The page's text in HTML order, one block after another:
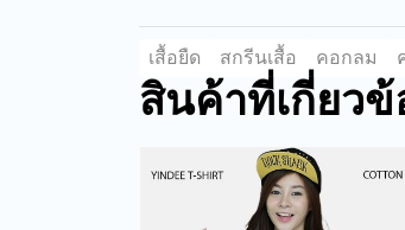
เสื้อยืด สกรีนเสื้อ คอกลม
สินค้าที่เกี่ยวข้